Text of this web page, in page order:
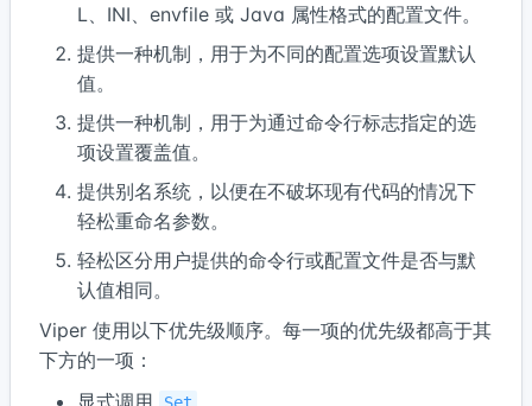
L、INI、envfile 或 Java 属性格式的配置文件。
提供一种机制，用于为不同的配置选项设置默认
值。
提供一种机制，用于为通过命令行标志指定的选
项设置覆盖值。
提供别名系统，以便在不破坏现有代码的情况下
轻松重命名参数。
轻松区分用户提供的命令行或配置文件是否与默
认值相同。
Viper 使用以下优先级顺序。每一项的优先级都高于其
下方的一项：
显式调用